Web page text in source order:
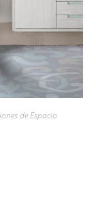
de Espacio